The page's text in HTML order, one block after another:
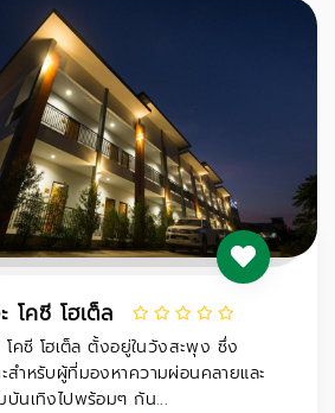
โคซี โฮเต็ล
โคซี โฮเต็ล ตั้งอยู่ในวังสะพุง ซึ่ง
ะสำหรับผู้ที่มองหาความผ่อนคลายและ
บันเทิงไปพร้อมๆ กัน...